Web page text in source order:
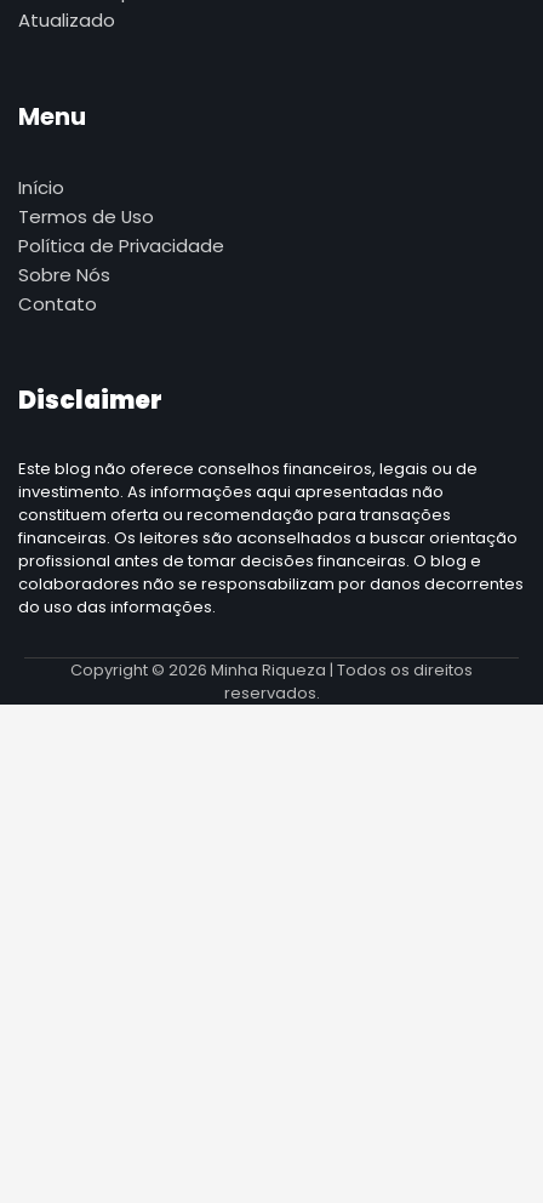
Atualizado
Menu
Início
Termos de Uso
Política de Privacidade
Sobre Nós
Contato
Disclaimer
Este blog não oferece conselhos financeiros, legais ou de
investimento. As informações aqui apresentadas não
constituem oferta ou recomendação para transações
financeiras. Os leitores são aconselhados a buscar orientação
profissional antes de tomar decisões financeiras. O blog e
colaboradores não se responsabilizam por danos decorrentes
do uso das informações.
Copyright © 2026 Minha Riqueza | Todos os direitos
reservados.